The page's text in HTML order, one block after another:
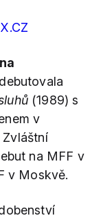
(1989) s
v
Zvláštní
na MFF v
v Moskvě.